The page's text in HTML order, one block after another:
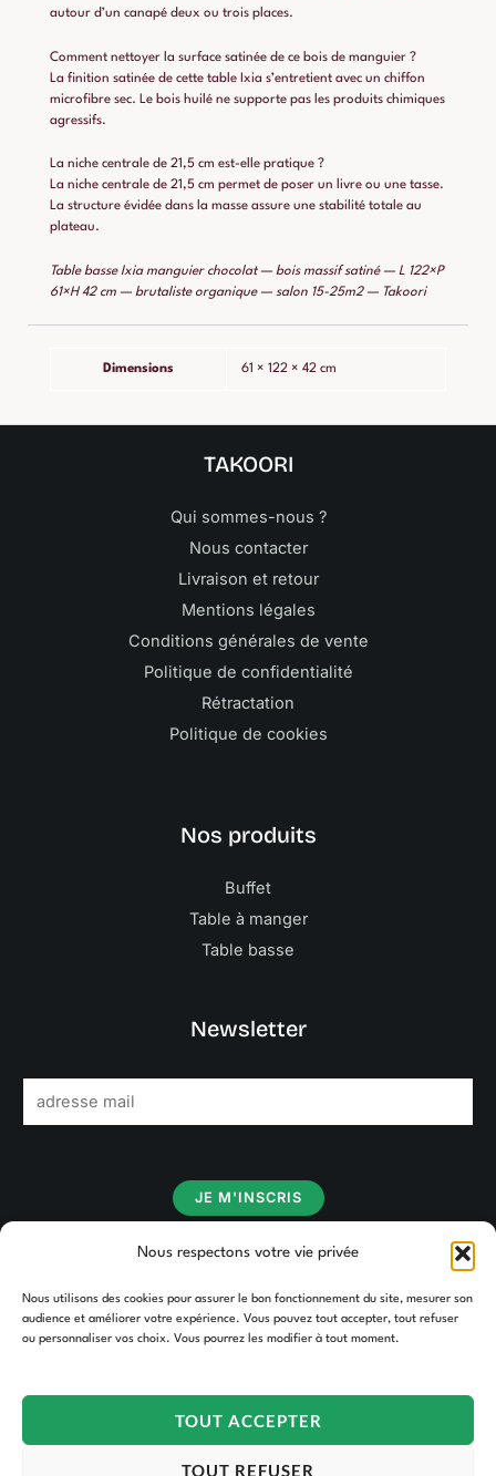
Nous respectons votre vie privée
Nous utilisons des cookies pour assurer le bon fonctionnement du site, mesurer son
audience et améliorer votre expérience. Vous pouvez tout accepter, tout refuser
ou personnaliser vos choix. Vous pourrez les modifier à tout moment.
TOUT ACCEPTER
TOUT REFUSER
autour d’un canapé deux ou trois places.
Comment nettoyer la surface satinée de ce bois de manguier ?
La finition satinée de cette table Ixia s’entretient avec un chiffon
microfibre sec. Le bois huilé ne supporte pas les produits chimiques
agressifs.
La niche centrale de 21,5 cm est-elle pratique ?
La niche centrale de 21,5 cm permet de poser un livre ou une tasse.
La structure évidée dans la masse assure une stabilité totale au
plateau.
Table basse Ixia manguier chocolat — bois massif satiné — L 122×P
61×H 42 cm — brutaliste organique — salon 15-25m2 — Takoori
Dimensions 61 × 122 × 42 cm
TAKOORI
Qui sommes-nous ?
Nous contacter
Livraison et retour
Mentions légales
Conditions générales de vente
Politique de confidentialité
Rétractation
Politique de cookies
Nos produits
Buffet
Table à manger
Table basse
Newsletter
m
JE M'INSCRIS